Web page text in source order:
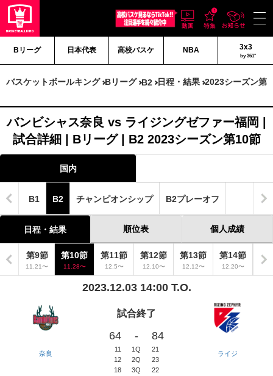
Bリーグ 日本代表 高校バスケ NBA 3x3
by 361°
バスケットボールキング Bリーグ B2 日程・結果 2023シーズン第
バンビシャス奈良 vs ライジングゼファー福岡 |
試合詳細 | Bリーグ | B2 2023シーズン第10節
国内
B1 B2 チャンピオンシップ B2プレーオフ
日程・結果 順位表 個人成績
節
〜
第9節
11.21〜
第10節
11.28〜
第11節
12.5〜
第12節
12.10〜
第13節
12.12〜
第14節
12.20〜
第
2023.12.03 14:00 T.O.
奈良
試合終了
64 - 84
11 1Q
21
12
2Q
23
18
3Q
22
ライジ